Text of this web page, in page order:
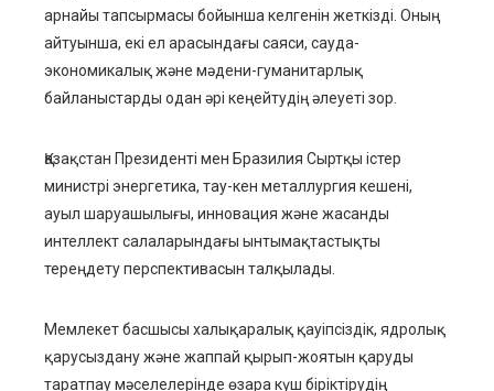
арнайы тапсырмасы бойынша келгенін жеткізді. Оның
айтуынша, екі ел арасындағы саяси, сауда-
экономикалық және мәдени-гуманитарлық
байланыстарды одан әрі кеңейтудің әлеуеті зор.
Қазақстан Президенті мен Бразилия Сыртқы істер
министрі энергетика, тау-кен металлургия кешені,
ауыл шаруашылығы, инновация және жасанды
интеллект салаларындағы ынтымақтастықты
тереңдету перспективасын талқылады.
Мемлекет басшысы халықаралық қауіпсіздік, ядролық
қарусыздану және жаппай қырып-жоятын қаруды
таратпау мәселелерінде өзара күш біріктірудің